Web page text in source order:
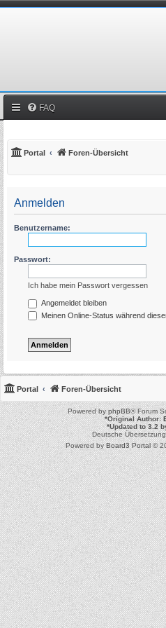
FAQ
Portal Foren-Übersicht
Anmelden
Benutzername:
Passwort:
Ich habe mein Passwort vergessen
Angemeldet bleiben
Meinen Online-Status während
Portal Foren-Übersicht
Powered byphpBB® Forum
*Original Author:
*Updated to 3.2
Deutsche
Powered byBoard3 Portal©